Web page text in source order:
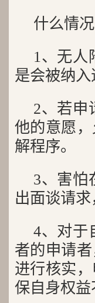
什么情
1、无人
是会被纳
2、若申
他的意愿
解程序。
3、害怕
出面谈请求
4、对于
者的申请
进行核实
保自身权益